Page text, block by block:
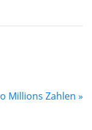
Millions Zahlen »